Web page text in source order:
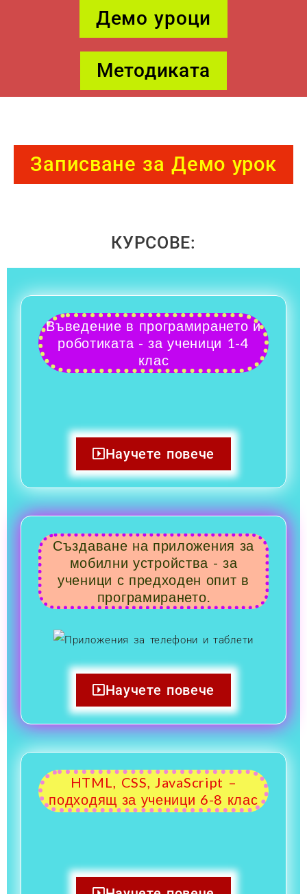
Демо уроци
Методиката
Записване за Демо урок
КУРСОВЕ:
Въведение в програмирането и
роботиката - за ученици 1-4
клас
Научете повече
Създаване на приложения за
мобилни устройства - за
ученици с предходен опит в
програмирането.
Научете повече
HTML, CSS, JavaScript –
подходящ за ученици 6-8 клас